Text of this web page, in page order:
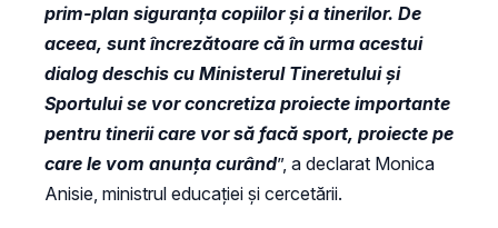
prim-plan siguranța copiilor și a tinerilor. De
aceea, sunt încrezătoare că în urma acestui
dialog deschis cu Ministerul Tineretului și
Sportului se vor concretiza proiecte importante
pentru tinerii care vor să facă sport, proiecte pe
care le vom anunța curând”, a declarat Monica
Anisie, ministrul educației și cercetării.